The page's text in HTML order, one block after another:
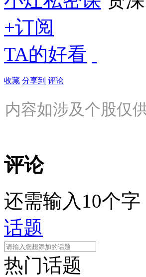
+订阅
TA的好看
收藏 分享到 评论
内容如涉及个股仅
评论
还需输入10个字
话题
热门话题